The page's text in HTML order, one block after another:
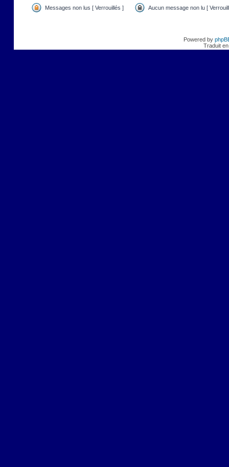
Messages non lus [ Verrouillés ] Aucun message non lu [
Powered by
Traduit